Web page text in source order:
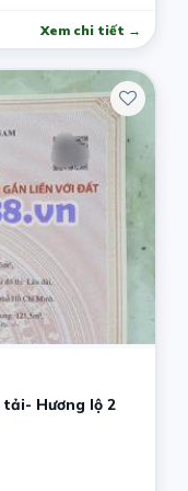
Xem chi tiết →
tải- Hương lộ 2